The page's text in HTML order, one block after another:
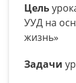
Цель
УУД на
жизнь»
Задачи